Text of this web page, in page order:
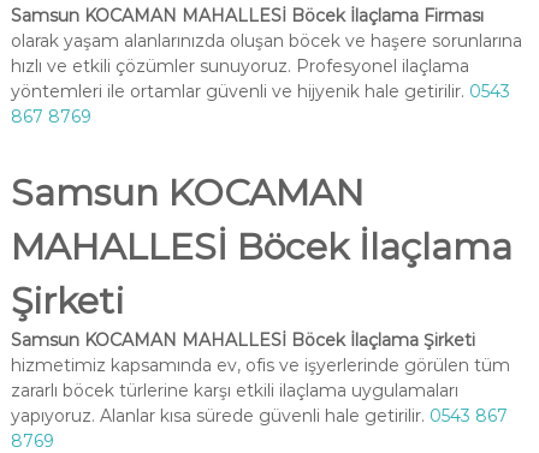
Samsun KOCAMAN MAHALLESİ Böcek İlaçlama Firması
olarak yaşam alanlarınızda oluşan böcek ve haşere sorunlarına
hızlı ve etkili çözümler sunuyoruz. Profesyonel ilaçlama
yöntemleri ile ortamlar güvenli ve hijyenik hale getirilir. 0543
867 8769
Samsun KOCAMAN
MAHALLESİ Böcek İlaçlama
Şirketi
Samsun KOCAMAN MAHALLESİ Böcek İlaçlama Şirketi
hizmetimiz kapsamında ev, ofis ve işyerlerinde görülen tüm
zararlı böcek türlerine karşı etkili ilaçlama uygulamaları
yapıyoruz. Alanlar kısa sürede güvenli hale getirilir. 0543 867
8769